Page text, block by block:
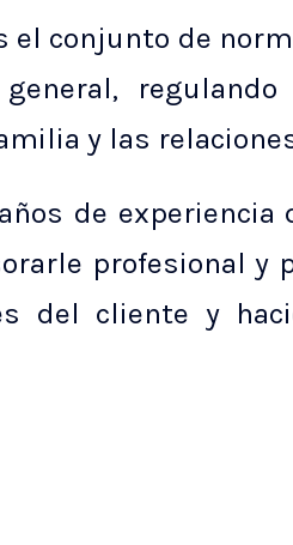
el conjunto de
general,
y las
de
profesional y
del cliente y